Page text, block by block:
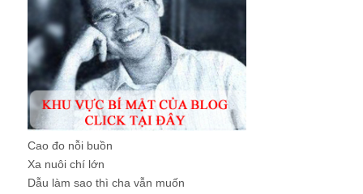
Cao đo nỗi buồn
Xa nuôi chí lớn
Dẫu làm sao thì cha vẫn muốn